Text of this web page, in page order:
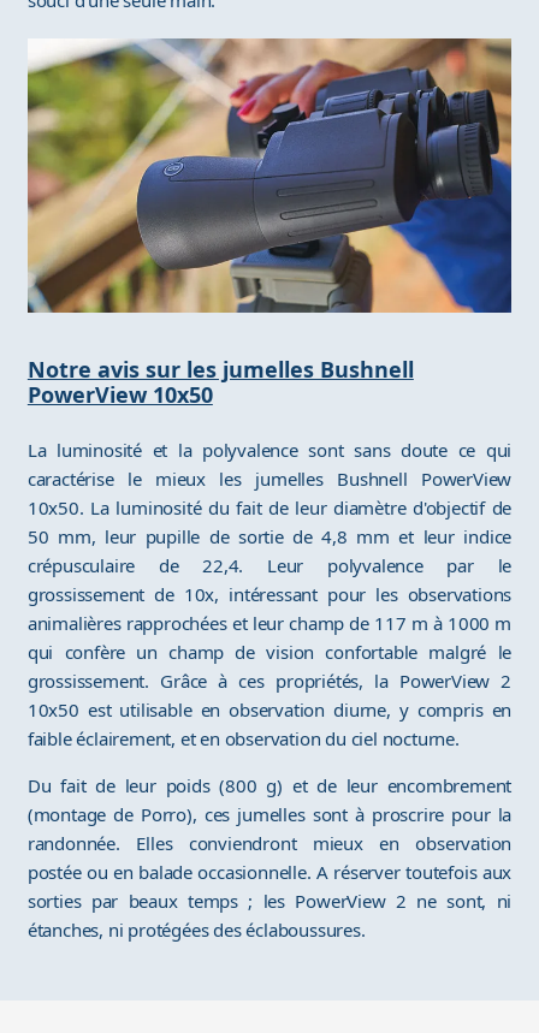
Notre avis sur les jumelles Bushnell
PowerView 10x50
La luminosité et la polyvalence sont sans doute ce qui
caractérise le mieux les jumelles Bushnell PowerView
10x50. La luminosité du fait de leur diamètre d'objectif de
50 mm, leur pupille de sortie de 4,8 mm et leur indice
crépusculaire de 22,4. Leur polyvalence par le
grossissement de 10x, intéressant pour les observations
animalières rapprochées et leur champ de 117 m à 1000 m
qui confère un champ de vision confortable malgré le
grossissement. Grâce à ces propriétés, la PowerView 2
10x50 est utilisable en observation diurne, y compris en
faible éclairement, et en observation du ciel nocturne.
Du fait de leur poids (800 g) et de leur encombrement
(montage de Porro), ces jumelles sont à proscrire pour la
randonnée. Elles conviendront mieux en observation
postée ou en balade occasionnelle. A réserver toutefois aux
sorties par beaux temps ; les PowerView 2 ne sont, ni
étanches, ni protégées des éclaboussures.